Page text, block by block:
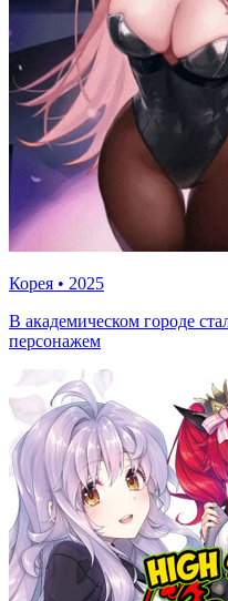
Корея • 2025
В академическом городе
персонажем